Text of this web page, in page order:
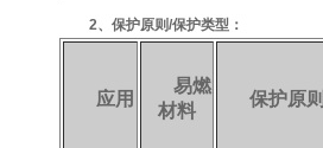
2、保护原则/保护类型：
应用
易燃
材料
保护原则